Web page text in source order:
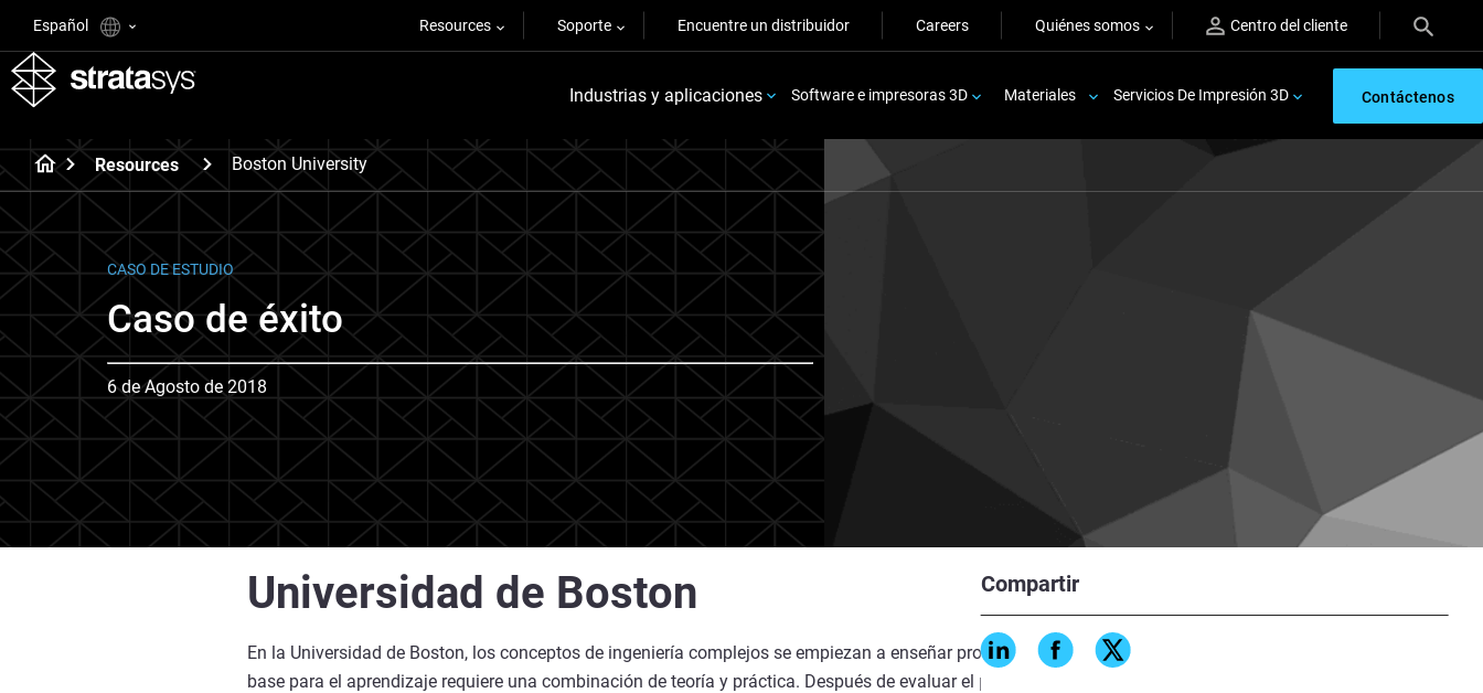
Español Resources Soporte Encuentre un distribuidor Careers Quiénes somos Centro del cliente
Industrias y aplicaciones Software e impresoras 3D Materiales Servicios De Impresión 3D Contáctenos
Resources Boston University
CASO DE ESTUDIO
Caso de éxito
6 de Agosto de 2018
Compartir
Universidad de Boston
En la Universidad de Boston, los conceptos de ingeniería complejos se empiezan a enseñar pronto y la creación de una buena
base para el aprendizaje requiere una combinación de teoría y práctica. Después de evaluar el plan de estudios, los profesores